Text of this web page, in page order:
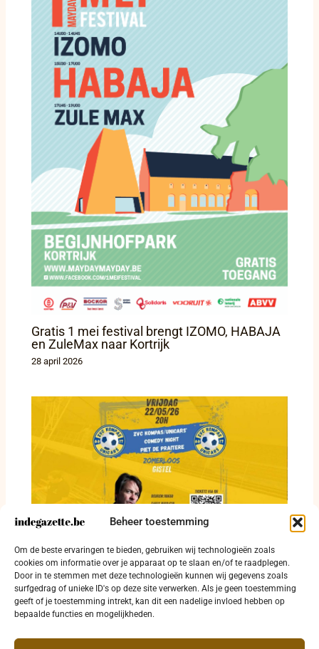
Beheer toestemming
Om de beste ervaringen te bieden, gebruiken wij technologieën zoals
cookies om informatie over je apparaat op te slaan en/of te raadplegen.
Door in te stemmen met deze technologieën kunnen wij gegevens zoals
surfgedrag of unieke ID's op deze site verwerken. Als je geen toestemming
geeft of je toestemming intrekt, kan dit een nadelige invloed hebben op
bepaalde functies en mogelijkheden.
Gratis 1 mei festival brengt IZOMO, HABAJA
en ZuleMax naar Kortrijk
28 april 2026
Comedy night van ZVC Kompas/Unicars
brengt Piet De Praitere naar Gistel
4 april 2026